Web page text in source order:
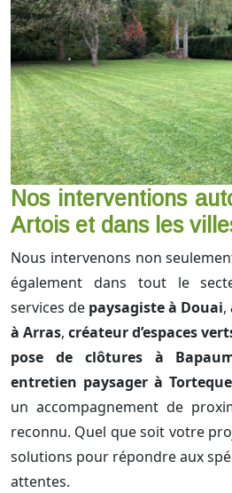
Nos interventions
Artois et dans les
Nous intervenons non
également dans tout le
services de paysagiste à Douai,
à Arras, créateur d’espaces
pose de clôtures à
entretien paysager à
un accompagnement de
reconnu. Quel que soit votre
solutions pour répondre aux
attentes.